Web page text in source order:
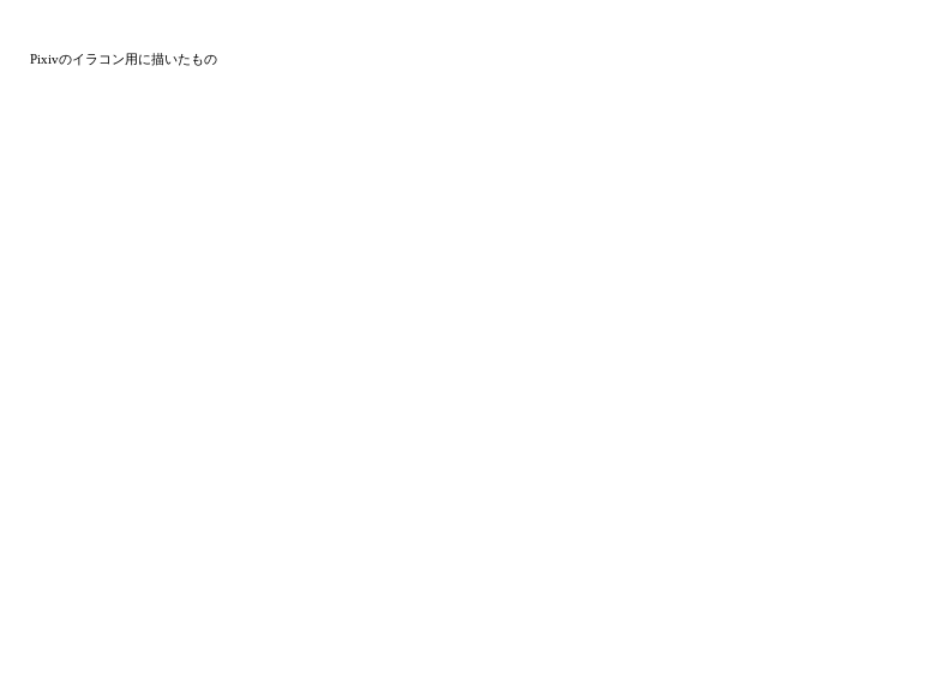
Pixivのイラコン用に描いたもの